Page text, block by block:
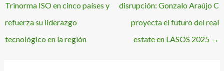
Trinorma ISO en cinco países y
refuerza su liderazgo
tecnológico en la región
disrupción: Gonzalo Araújo C
proyecta el futuro del real
estate en LASOS 2025 →